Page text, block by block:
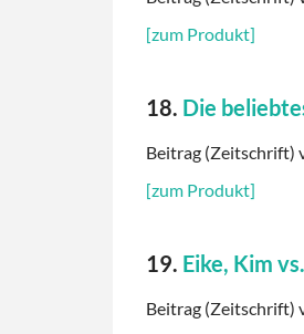
[zum Produkt]
18. Die
Beitrag (Zeitschrift)
[zum Produkt]
19. Eike, Kim
Beitrag (Zeitschrift)